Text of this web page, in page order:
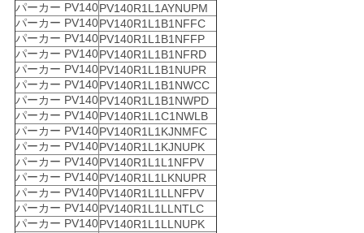
パーカー PV140PV140R1L1AYNUPM
パーカー PV140PV140R1L1B1NFFC
パーカー PV140PV140R1L1B1NFFP
パーカー PV140PV140R1L1B1NFRD
パーカー PV140PV140R1L1B1NUPR
パーカー PV140PV140R1L1B1NWCC
パーカー PV140PV140R1L1B1NWPD
パーカー PV140PV140R1L1C1NWLB
パーカー PV140PV140R1L1KJNMFC
パーカー PV140PV140R1L1KJNUPK
パーカー PV140PV140R1L1L1NFPV
パーカー PV140PV140R1L1LKNUPR
パーカー PV140PV140R1L1LLNFPV
パーカー PV140PV140R1L1LLNTLC
パーカー PV140PV140R1L1LLNUPK